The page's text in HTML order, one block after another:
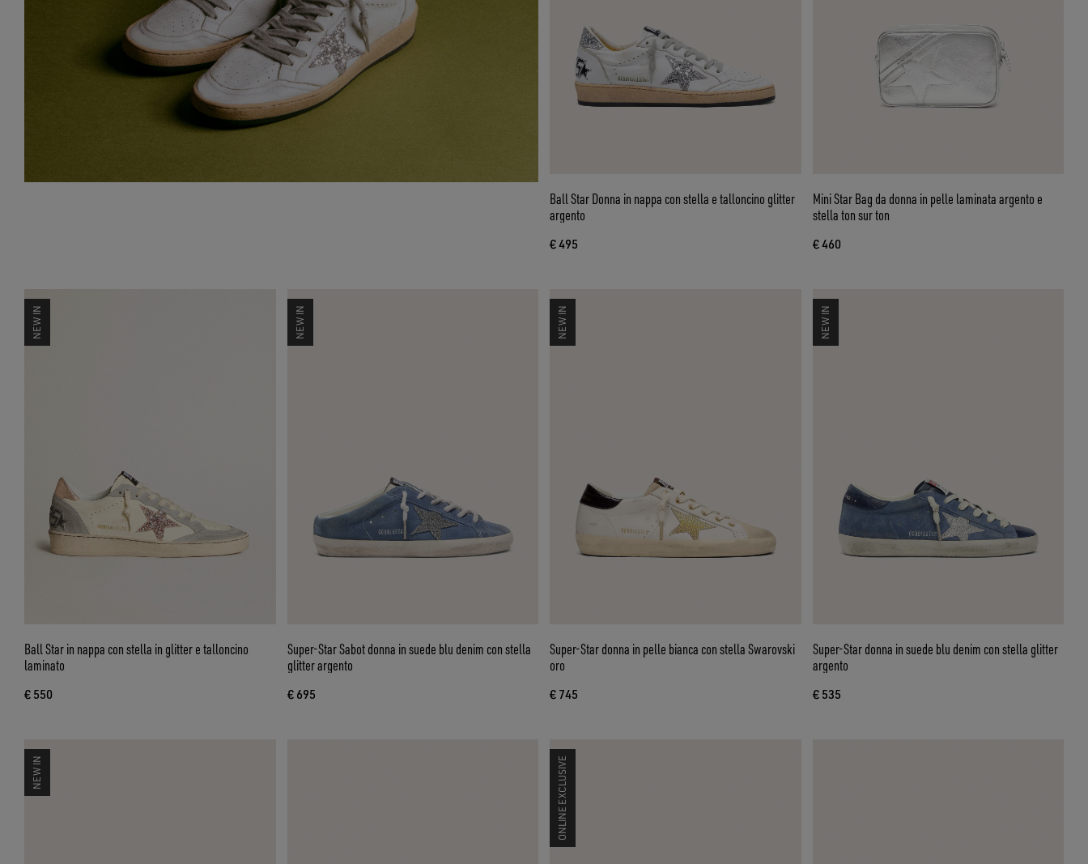
Ball Star Donna in nappa con stella e talloncino glitter
argento
€ 495
Mini Star Bag da donna in pelle laminata argento e
stella ton sur ton
€ 460
NEW IN
Ball Star in nappa con stella in glitter e talloncino
laminato
€ 550
NEW IN
Super-Star Sabot donna in suede blu denim con stella
glitter argento
€ 695
NEW IN
Super-Star donna in pelle bianca con stella Swarovski
oro
€ 745
NEW IN
Super-Star donna in suede blu denim con stella glitter
argento
€ 535
NEW IN ONLINE EXCLUSIVE